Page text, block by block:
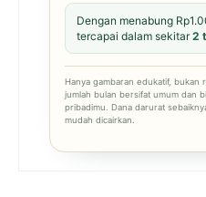
Dengan menabung
tercapai dalam sekitar2
Hanya gambaran edukatif, bukan
jumlah bulan bersifat umum dan
pribadimu. Dana darurat
mudah dicairkan.